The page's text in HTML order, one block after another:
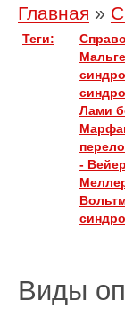
Главная »
Теги:
Лами
-
Виды